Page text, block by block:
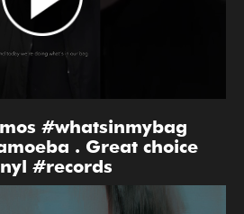
#whatsinmybag
. Great choice
#records